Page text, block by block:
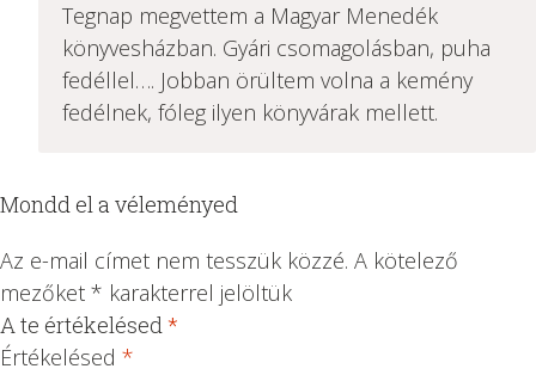
Tegnap megvettem a Magyar Menedék
könyvesházban. Gyári csomagolásban, puha
fedéllel…. Jobban örültem volna a kemény
fedélnek, fóleg ilyen könyvárak mellett.
Mondd el a véleményed
Az e-mail címet nem tesszük közzé. A kötelező
mezőket * karakterrel jelöltük
A te értékelésed*
Értékelésed *